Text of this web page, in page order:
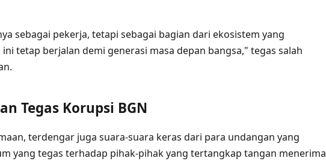
sebagai pekerja, tetapi sebagai bagian dari ekosistem yang
tetap berjalan demi generasi masa depan bangsa," tegas salah
Tegas Korupsi BGN
terdengar juga suara-suara keras dari para undangan yang
yang tegas terhadap pihak-pihak yang tertangkap tangan menerima